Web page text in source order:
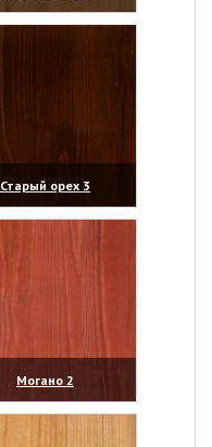
(увеличить)
Старый орех 3
(увеличить)
Могано 2
(увеличить)